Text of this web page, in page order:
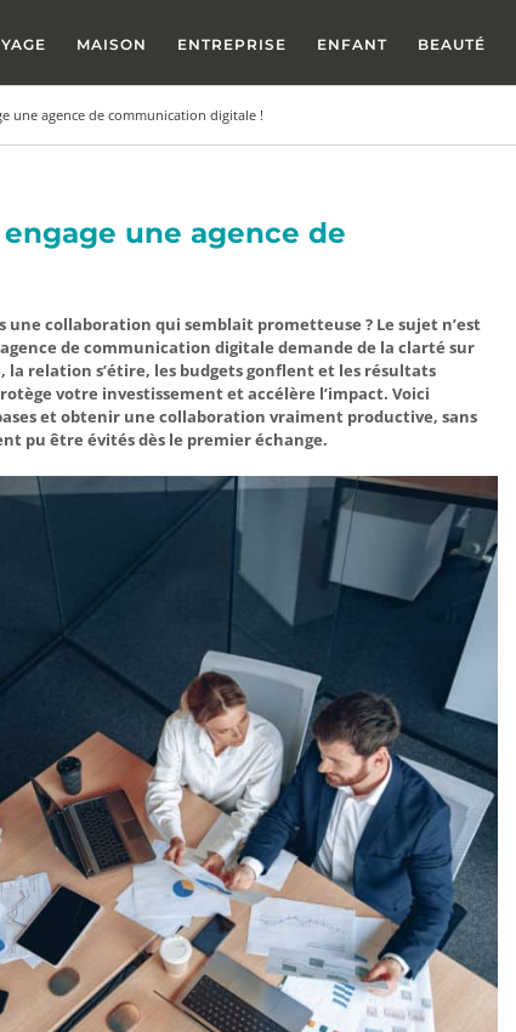
MAISON ENTREPRISE ENFANT BEAUTÉ
une agence de communication digitale !
une agence de
collaboration qui semblait prometteuse ? Le sujet n’est
de communication digitale demande de la clarté sur
la relation s’étire, les budgets gonflent et les résultats
votre investissement et accélère l’impact. Voici
et obtenir une collaboration vraiment productive, sans
pu être évités dès le premier échange.